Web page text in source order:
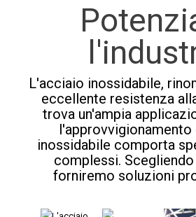
L'acciaio inossidabile,
eccellente resistenza
trova un'ampia
inossidabile comporta
complessi.
forniremo soluzioni